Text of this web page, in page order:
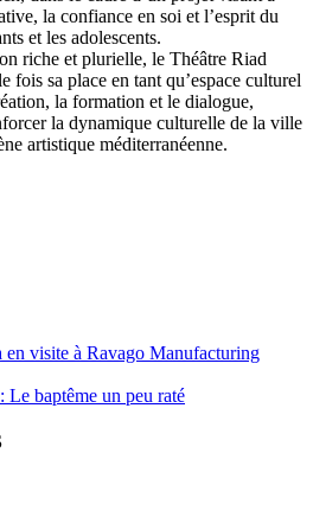
la confiance en soi et l’esprit du
et les adolescents.
riche et plurielle, le Théâtre Riad
fois sa place en tant qu’espace culturel
la formation et le dialogue,
la dynamique culturelle de la ville
artistique méditerranéenne.
en visite à Ravago Manufacturing
baptême un peu raté